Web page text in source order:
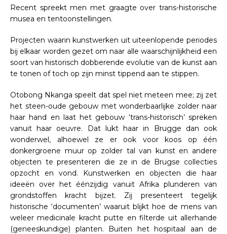
Recent spreekt men met graagte over trans-historische
musea en tentoonstellingen.
Projecten waarin kunstwerken uit uiteenlopende periodes
bij elkaar worden gezet om naar alle waarschijnlijkheid een
soort van historisch dobberende evolutie van de kunst aan
te tonen of toch op zijn minst tippend aan te stippen.
Otobong Nkanga speelt dat spel niet meteen mee; zij zet
het steen-oude gebouw met wonderbaarlijke zolder naar
haar hand en laat het gebouw ‘trans-historisch’ spreken
vanuit haar oeuvre. Dat lukt haar in Brugge dan ook
wonderwel, alhoewel ze er ook voor koos op één
donkergroene muur op zolder tal van kunst en andere
objecten te presenteren die ze in de Brugse collecties
opzocht en vond. Kunstwerken en objecten die haar
ideeën over het éénzijdig vanuit Afrika plunderen van
grondstoffen kracht bijzet. Zij presenteert tegelijk
historische ‘documenten’ waaruit blijkt hoe de mens van
weleer medicinale kracht putte en filterde uit allerhande
(geneeskundige) planten. Buiten het hospitaal aan de